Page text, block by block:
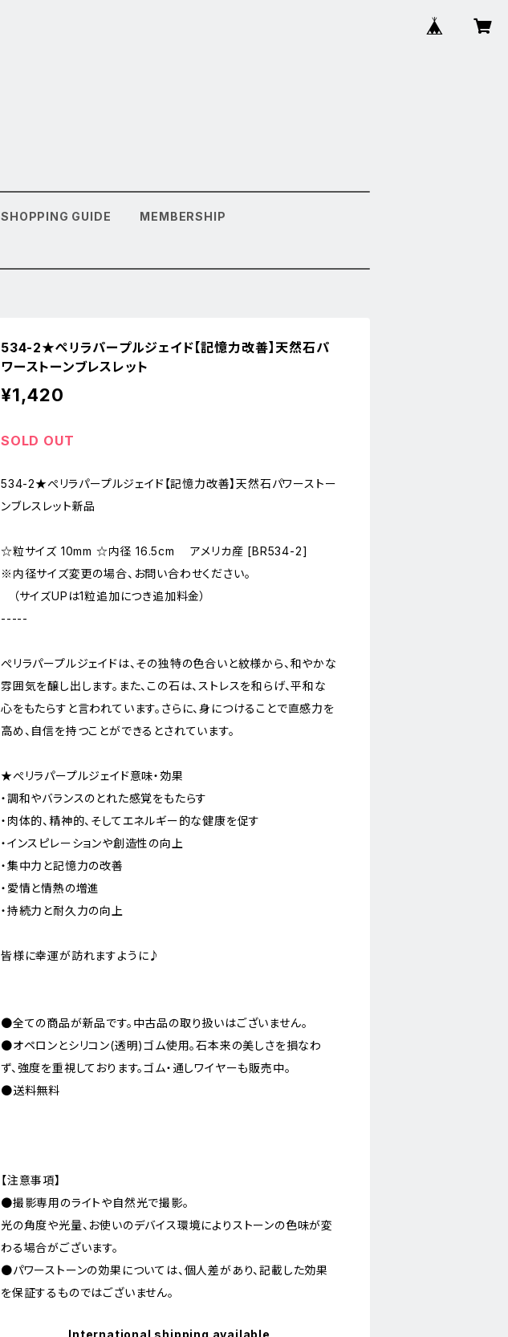
SHOPPING GUIDE MEMBERSHIP
534-2★ぺリラパープルジェイド【記憶力改善】天然石パ
ワーストーンブレスレット
¥1,420
SOLD OUT
534-2★ぺリラパープルジェイド【記憶力改善】天然石パワーストー
ンブレスレット新品
☆粒サイズ 10mm ☆内径 16.5cm アメリカ産 [BR534-2]
※内径サイズ変更の場合、お問い合わせください。
（サイズUPは1粒追加につき追加料金）
-----
ぺリラパープルジェイドは、その独特の色合いと紋様から、和やかな
雰囲気を醸し出します。また、この石は、ストレスを和らげ、平和な
心をもたらすと言われています。さらに、身につけることで直感力を
高め、自信を持つことができるとされています。
★ぺリラパープルジェイド意味・効果
・調和やバランスのとれた感覚をもたらす
・肉体的、精神的、そしてエネルギー的な健康を促す
・インスピレーションや創造性の向上
・集中力と記憶力の改善
・愛情と情熱の増進
・持続力と耐久力の向上
皆様に幸運が訪れますように♪
●全ての商品が新品です。中古品の取り扱いはございません。
●オペロンとシリコン(透明)ゴム使用。石本来の美しさを損なわ
ず、強度を重視しております。ゴム・通しワイヤーも販売中。
●送料無料
【注意事項】
●撮影専用のライトや自然光で撮影。
光の角度や光量、お使いのデバイス環境によりストーンの色味が変
わる場合がございます。
●パワーストーンの効果については、個人差があり、記載した効果
を保証するものではございません。
International shipping available